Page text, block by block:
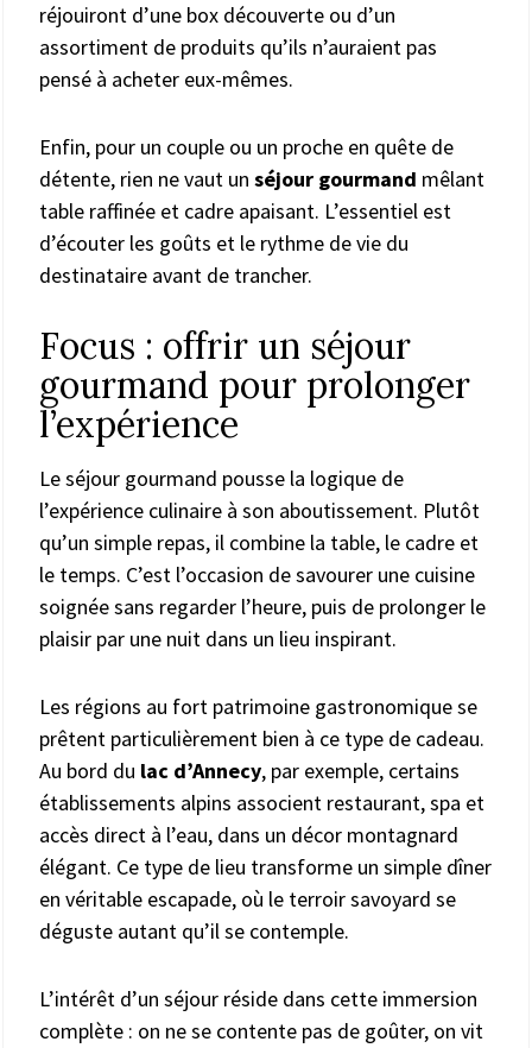
réjouiront d’une box découverte ou d’un
assortiment de produits qu’ils n’auraient pas
pensé à acheter eux-mêmes.
Enfin, pour un couple ou un proche en quête de
détente, rien ne vaut un séjour gourmand mêlant
table raffinée et cadre apaisant. L’essentiel est
d’écouter les goûts et le rythme de vie du
destinataire avant de trancher.
Focus : offrir un séjour
gourmand pour prolonger
l’expérience
Le séjour gourmand pousse la logique de
l’expérience culinaire à son aboutissement. Plutôt
qu’un simple repas, il combine la table, le cadre et
le temps. C’est l’occasion de savourer une cuisine
soignée sans regarder l’heure, puis de prolonger le
plaisir par une nuit dans un lieu inspirant.
Les régions au fort patrimoine gastronomique se
prêtent particulièrement bien à ce type de cadeau.
Au bord du lac d’Annecy, par exemple, certains
établissements alpins associent restaurant, spa et
accès direct à l’eau, dans un décor montagnard
élégant. Ce type de lieu transforme un simple dîner
en véritable escapade, où le terroir savoyard se
déguste autant qu’il se contemple.
L’intérêt d’un séjour réside dans cette immersion
complète : on ne se contente pas de goûter, on vit